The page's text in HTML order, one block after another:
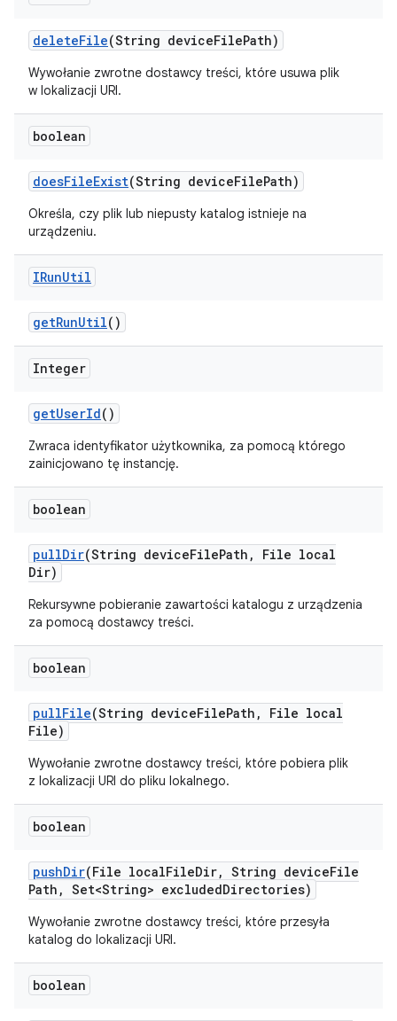
deleteFile(String deviceFilePath)
Wywołanie zwrotne dostawcy treści, które usuwa plik
w lokalizacji URI.
boolean
doesFileExist(String deviceFilePath)
Określa, czy plik lub niepusty katalog istnieje na
urządzeniu.
IRunUtil
getRunUtil()
Integer
getUserId()
Zwraca identyfikator użytkownika, za pomocą którego
zainicjowano tę instancję.
boolean
pullDir(String deviceFilePath ,
File local
Dir)
Rekursywne pobieranie zawartości katalogu z urządzenia
za pomocą dostawcy treści.
boolean
pullFile(String deviceFilePath ,
File local
File)
Wywołanie zwrotne dostawcy treści, które pobiera plik
z lokalizacji URI do pliku lokalnego.
boolean
pushDir(File localFileDir, String deviceFile
Path , Set<String> excludedDirectories)
Wywołanie zwrotne dostawcy treści, które przesyła
katalog do lokalizacji URI.
boolean